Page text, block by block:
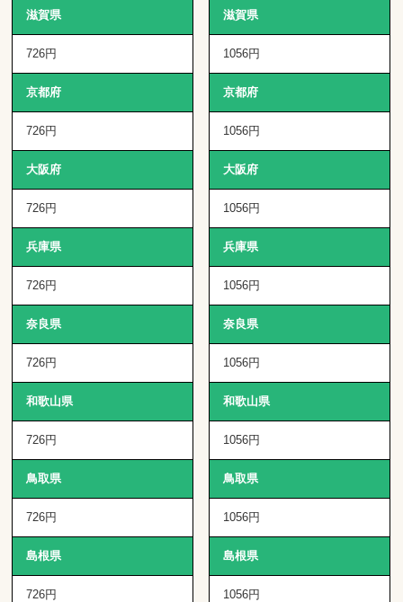
滋賀県
726円
京都府
726円
大阪府
726円
兵庫県
726円
奈良県
726円
和歌山県
726円
鳥取県
726円
島根県
726円
滋賀県
1056円
京都府
1056円
大阪府
1056円
兵庫県
1056円
奈良県
1056円
和歌山県
1056円
鳥取県
1056円
島根県
1056円